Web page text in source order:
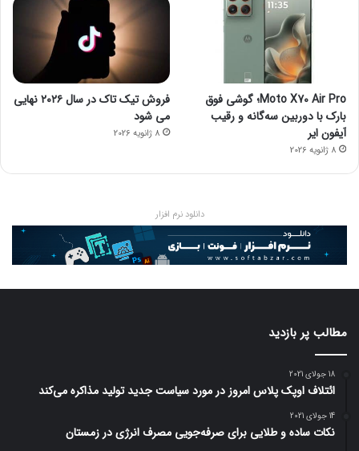
Moto X70 Air Pro؛ گوشی فوق
بارک با دوربین سه‌گانه و رقیب
آیفون ایر
8 ژانویه 2026
فروش تیک تاک در سال ۲۰۲۶ نهایی
می شود
8 ژانویه 2026
دانلود نرم افزار
مطالب پر بازدید
18 جولای 2021
ائتلاف اوپک پلاس امروز در مورد سیاست جدید تولید مذاکره می‌کند
14 جولای 2021
نکات ساده و طلایی برای صرفه‌جویی مصرف انرژی در زمستان